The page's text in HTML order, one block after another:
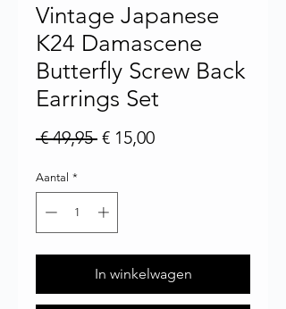
Vintage Japanese
K24 Damascene
Butterfly Screw Back
Earrings Set
€ 49,95 Normale prijs
€ 15,00Verkoopprijs
Aantal *
In winkelwagen